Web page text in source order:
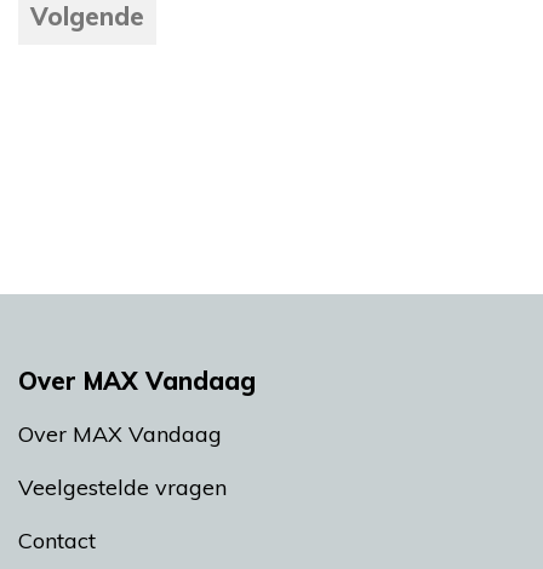
Volgende
Over MAX Vandaag
Over MAX Vandaag
Veelgestelde vragen
Contact